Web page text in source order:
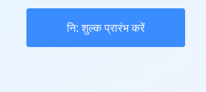
नि: शुल्क प्रारंभ करें